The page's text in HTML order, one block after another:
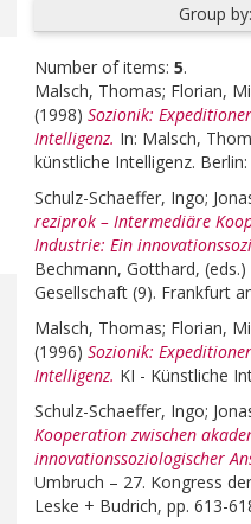
Group
Number of items: 5.
Malsch, Thomas; Florian,
(1998) Sozionik:
Intelligenz. In: Malsch,
künstliche Intelligenz.
Schulz-Schaeffer, Ingo;
reziprok – Intermediäre
Industrie: Ein
Bechmann, Gotthard, (eds.)
Gesellschaft (9). Frankfurt
Malsch, Thomas; Florian,
(1996) Sozionik:
Intelligenz. KI - Künstliche
Schulz-Schaeffer, Ingo;
Kooperation zwischen
innovationssoziologischer
Umbruch – 27. Kongress
Leske + Budrich, pp. 613-